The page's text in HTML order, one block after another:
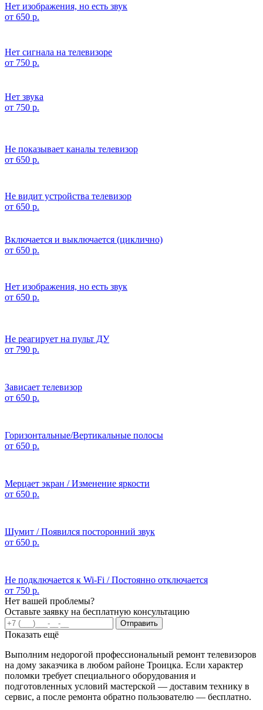
Нет изображения, но есть звук
от 650 р.
Нет сигнала на телевизоре
от 750 р.
Нет звука
от 750 р.
Не показывает каналы телевизор
от 650 р.
Не видит устройства телевизор
от 650 р.
Включается и выключается (циклично)
от 650 р.
Нет изображения, но есть звук
от 650 р.
Не реагирует на пульт ДУ
от 790 р.
Зависает телевизор
от 650 р.
Горизонтальные/Вертикальные полосы
от 650 р.
Мерцает экран / Изменение яркости
от 650 р.
Шумит / Появился посторонний звук
от 650 р.
Не подключается к Wi-Fi / Постоянно отключается
от 750 р.
Нет вашей проблемы?
Оставьте заявку на бесплатную консультацию
Отправить
Показать ещё
Выполним недорогой профессиональный ремонт телевизоров
на дому заказчика в любом районе Троицка. Если характер
поломки требует специального оборудования и
подготовленных условий мастерской — доставим технику в
сервис, а после ремонта обратно пользователю — бесплатно.